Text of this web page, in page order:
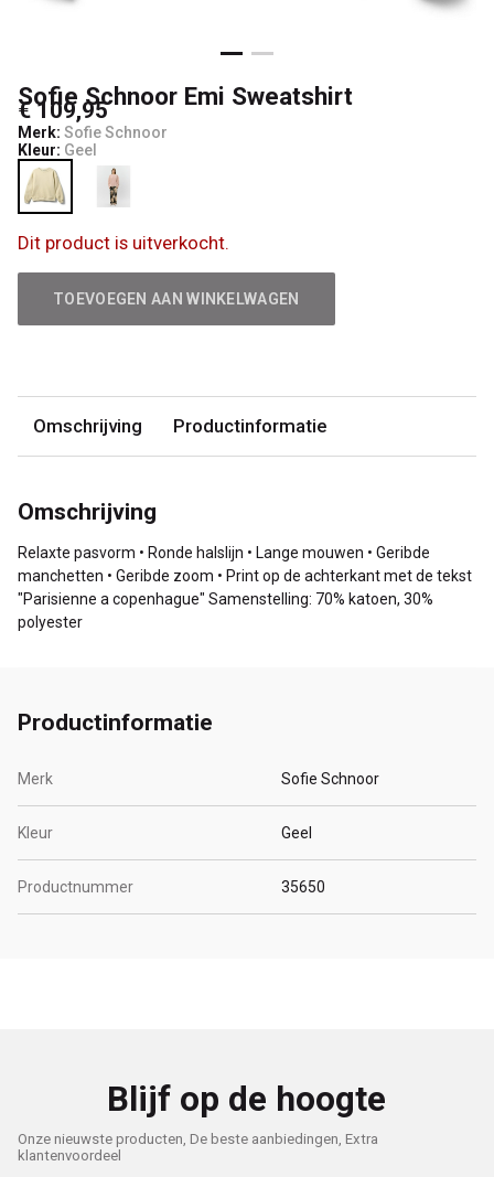
Sofie Schnoor Emi Sweatshirt
€ 109,95
Merk: Sofie Schnoor
Kleur: Geel
Dit product is uitverkocht.
TOEVOEGEN AAN WINKELWAGEN
Omschrijving Productinformatie
Omschrijving
Relaxte pasvorm • Ronde halslijn • Lange mouwen • Geribde
manchetten • Geribde zoom • Print op de achterkant met de tekst
"Parisienne a copenhague" Samenstelling: 70% katoen, 30%
polyester
Productinformatie
Merk Sofie Schnoor
Kleur Geel
Productnummer 35650
Blijf op de hoogte
Onze nieuwste producten, De beste aanbiedingen, Extra
klantenvoordeel